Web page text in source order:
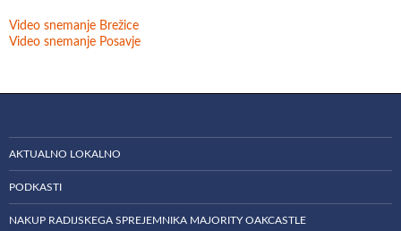
Video snemanje Brežice
Video snemanje Posavje
AKTUALNO LOKALNO
PODKASTI
NAKUP RADIJSKEGA SPREJEMNIKA MAJORITY OAKCASTLE